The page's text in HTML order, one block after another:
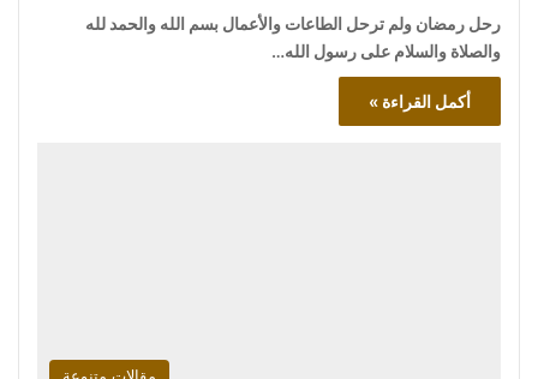
رحل رمضان ولم ترحل الطاعات والأعمال بسم الله والحمد لله
والصلاة والسلام على رسول الله…
أكمل القراءة »